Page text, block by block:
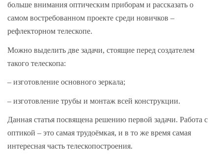
больше внимания оптическим приборам и рассказать о
самом востребованном проекте среди новичков –
рефлекторном телескопе.
Можно выделить две задачи, стоящие перед создателем
такого телескопа:
– изготовление основного зеркала;
– изготовление трубы и монтаж всей конструкции.
Данная статья посвящена решению первой задачи. Работа с
оптикой – это самая трудоёмкая, и в то же время самая
интересная часть телескопостроения.